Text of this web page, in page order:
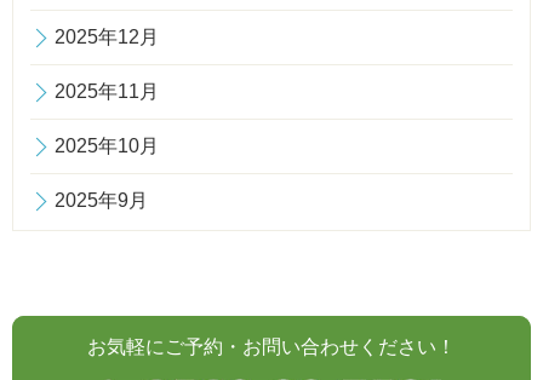
2025年12月
2025年11月
2025年10月
2025年9月
お気軽にご予約・お問い合わせください！